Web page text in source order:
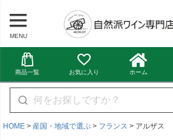
MENU
商品一覧 お気に入り ホーム
HOME 産国・地域で選ぶ フランス アルザス